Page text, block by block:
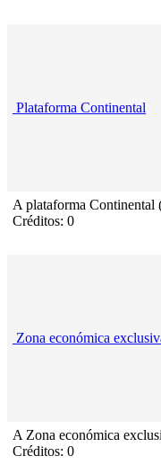
Plataforma Continental
A plataforma Continental
Créditos: 0
Zona económica
A Zona económica
Créditos: 0